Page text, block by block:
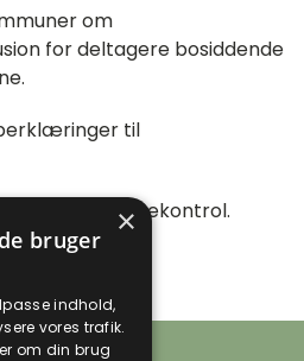
om
for deltagere bosiddende
til
til stikprøvekontrol.
×
bruger
indhold,
vores trafik.
om din brug